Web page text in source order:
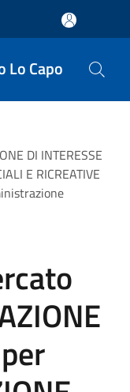
Lo Capo
DI INTERESSE
E RICREATIVE